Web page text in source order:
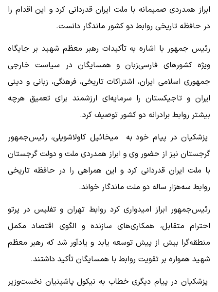
ابراز همدردی صمیمانه با ملت ایران قدردانی کرد و این اقدام را
در حافظه تاریخی روابط دو کشور ماندگار دانست.
رئیس جمهور با اشاره به تأکیدات رهبر معظم شهید بر جایگاه
ویژه کشورهای فارسی‌زبان و همسایگان در سیاست خارجی
جمهوری اسلامی ایران، اشتراکات تاریخی، فرهنگی، زبانی و دینی
ایران و تاجیکستان را سرمایه‌ای ارزشمند برای تعمیق هرچه
بیشتر روابط برادرانه دو کشور توصیف کرد.
پزشکیان در پیام خود به میخائیل کاولاشویلی، رئیس‌جمهور
گرجستان نیز از حضور وی و ابراز همدردی ملت و دولت گرجستان
با ملت ایران قدردانی کرد و این همراهی را در حافظه تاریخی
روابط سه‌هزار ساله دو ملت ماندگار خواند.
رئیس‌جمهور ابراز امیدواری کرد روابط تهران و تفلیس در پرتو
احترام متقابل، همکاری‌های سازنده و الگوی اقتصاد مکمل
منطقه‌گرا بیش از پیش توسعه یابد و یادآور شد که رهبر معظم
شهید همواره بر تقویت روابط با همسایگان تأکید داشتند.
پزشکیان در پیام دیگری خطاب به نیکول پاشینیان نخست‌وزیر